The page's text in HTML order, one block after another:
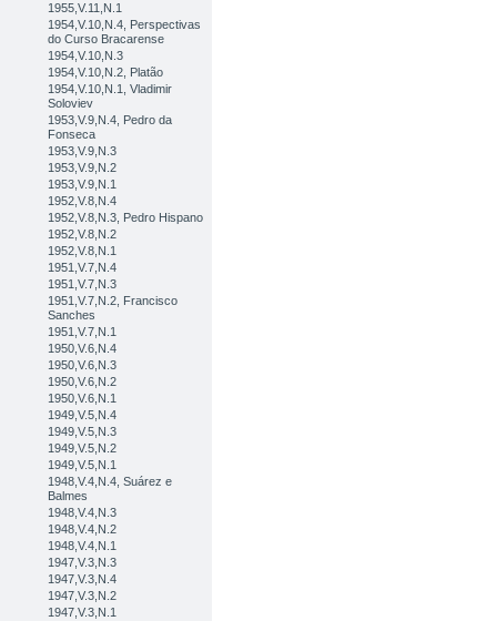
1955,V.11,N.1
1954,V.10,N.4, Perspectivas
do Curso Bracarense
1954,V.10,N.3
1954,V.10,N.2, Platão
1954,V.10,N.1, Vladimir
Soloviev
1953,V.9,N.4, Pedro da
Fonseca
1953,V.9,N.3
1953,V.9,N.2
1953,V.9,N.1
1952,V.8,N.4
1952,V.8,N.3, Pedro Hispano
1952,V.8,N.2
1952,V.8,N.1
1951,V.7,N.4
1951,V.7,N.3
1951,V.7,N.2, Francisco
Sanches
1951,V.7,N.1
1950,V.6,N.4
1950,V.6,N.3
1950,V.6,N.2
1950,V.6,N.1
1949,V.5,N.4
1949,V.5,N.3
1949,V.5,N.2
1949,V.5,N.1
1948,V.4,N.4, Suárez e
Balmes
1948,V.4,N.3
1948,V.4,N.2
1948,V.4,N.1
1947,V.3,N.3
1947,V.3,N.4
1947,V.3,N.2
1947,V.3,N.1